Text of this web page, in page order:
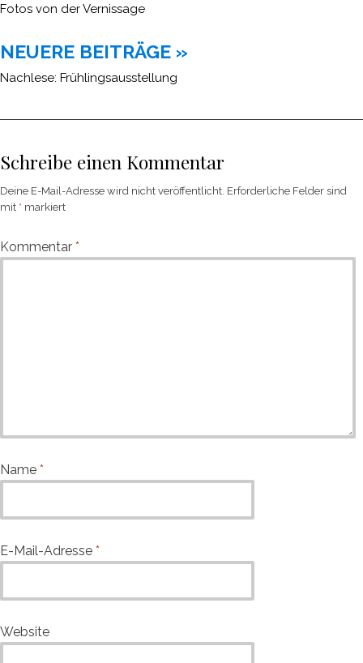
Fotos von der Vernissage
NEUERE BEITRÄGE »
Nachlese: Frühlingsausstellung
Schreibe einen Kommentar
Deine E-Mail-Adresse wird nicht veröffentlicht. Erforderliche Felder sind
mit * markiert
Kommentar *
Name *
E-Mail-Adresse *
Website